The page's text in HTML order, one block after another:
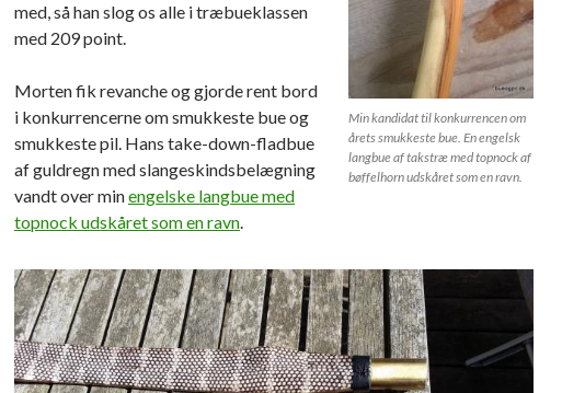
Min kandidat til konkurrencen om
årets smukkeste bue. En engelsk
langbue af takstræ med topnock af
bøffelhorn udskåret som en ravn.
med, så han slog os alle i træbueklassen
med 209 point.
Morten fik revanche og gjorde rent bord
i konkurrencerne om smukkeste bue og
smukkeste pil. Hans take-down-fladbue
af guldregn med slangeskindsbelægning
vandt over minengelske langbue med
topnock udskåret som en ravn.